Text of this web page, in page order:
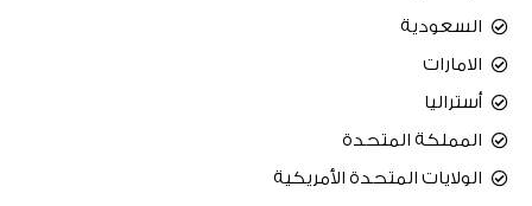
السعودية
الامارات
أستراليا
المملكة المتحدة
الولايات المتحدة الأمريكية